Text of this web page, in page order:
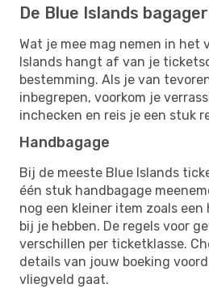
De Blue Islands
Wat je mee mag nemen in het
Islands hangt af van je
bestemming. Als je van
inbegrepen, voorkom je
inchecken en reis je een stuk
Handbagage
Bij de meeste Blue Islands
één stuk handbagage
nog een kleiner item zoals
bij je hebben. De regels voor
verschillen per ticketklasse.
details van jouw boeking
vliegveld gaat.